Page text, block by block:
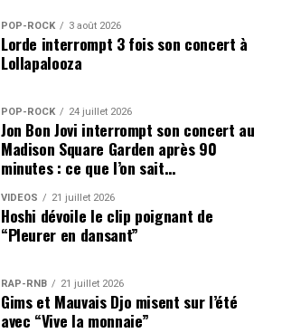
POP-ROCK 3 août 2026
Lorde interrompt 3 fois son concert à
Lollapalooza
POP-ROCK 24 juillet 2026
Jon Bon Jovi interrompt son concert au
Madison Square Garden après 90
minutes : ce que l’on sait…
VIDEOS 21 juillet 2026
Hoshi dévoile le clip poignant de
“Pleurer en dansant”
RAP-RNB 21 juillet 2026
Gims et Mauvais Djo misent sur l’été
avec “Vive la monnaie”